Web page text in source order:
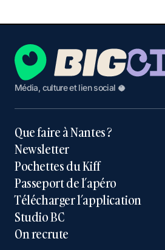
Média, culture et lien social 🥥
Que faire à Nantes ?
Newsletter
Pochettes du Kiff
Passeport de l’apéro
Télécharger l’application
Studio BC
On recrute